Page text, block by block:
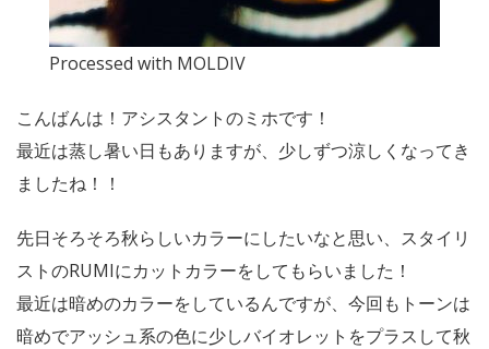
Processed with MOLDIV
こんばんは！アシスタントのミホです！
最近は蒸し暑い日もありますが、少しずつ涼しくなってき
ましたね！！
先日そろそろ秋らしいカラーにしたいなと思い、スタイリ
ストのRUMIにカットカラーをしてもらいました！
最近は暗めのカラーをしているんですが、今回もトーンは
暗めでアッシュ系の色に少しバイオレットをプラスして秋